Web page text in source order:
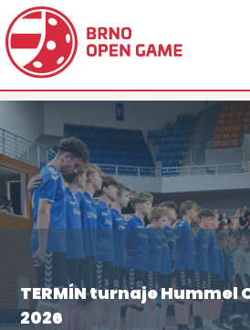
TERMÍN turnaje Hummel
2026